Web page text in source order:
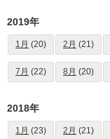
2019年
1月 (20) 2月 (21)
7月 (22) 8月 (20)
2018年
1月 (23) 2月 (21)